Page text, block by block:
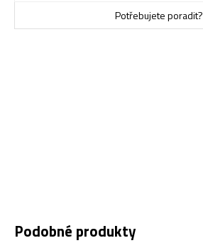
Potřebujete poradit?
Podobné produkty